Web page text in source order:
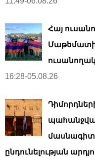
Հայ
16:28-05.08.26
ընդունելության